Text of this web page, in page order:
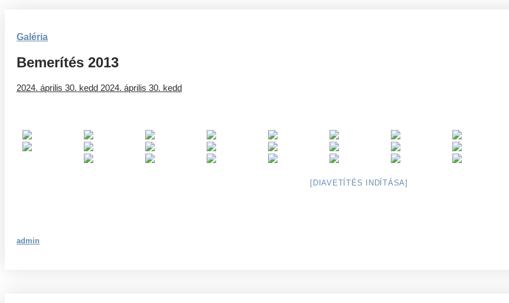
Galéria
Bemerítés 2013
2024. április 30. kedd 2024. április 30. kedd
[DIAVETÍTÉS INDÍTÁSA]
admin